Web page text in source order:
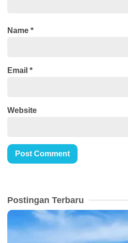
Name *
Email *
Website
Postingan Terbaru